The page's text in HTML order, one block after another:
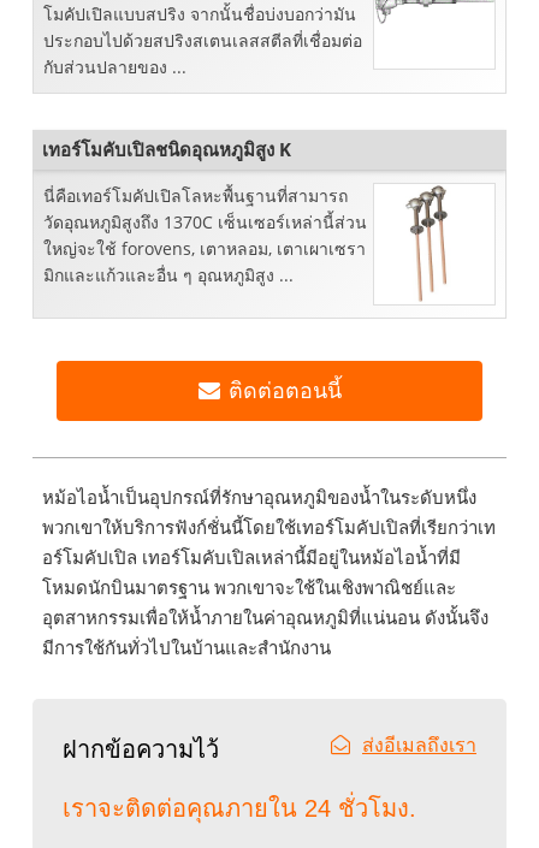
โมคัปเปิลแบบสปริง จากนั้นชื่อบ่งบอกว่ามัน
ประกอบไปด้วยสปริงสเตนเลสสตีลที่เชื่อมต่อ
กับส่วนปลายของ ...
เทอร์โมคับเปิลชนิดอุณหภูมิสูง K
นี่คือเทอร์โมคัปเปิลโลหะพื้นฐานที่สามารถ
วัดอุณหภูมิสูงถึง 1370C เซ็นเซอร์เหล่านี้ส่วน
ใหญ่จะใช้ forovens, เตาหลอม, เตาเผาเซรา
มิกและแก้วและอื่น ๆ อุณหภูมิสูง ...
ติดต่อตอนนี้
หม้อไอน้ำเป็นอุปกรณ์ที่รักษาอุณหภูมิของน้ำในระดับหนึ่ง
พวกเขาให้บริการฟังก์ชั่นนี้โดยใช้เทอร์โมคัปเปิลที่เรียกว่าเท
อร์โมคัปเปิล เทอร์โมคับเปิลเหล่านี้มีอยู่ในหม้อไอน้ำที่มี
โหมดนักบินมาตรฐาน พวกเขาจะใช้ในเชิงพาณิชย์และ
อุตสาหกรรมเพื่อให้น้ำภายในค่าอุณหภูมิที่แน่นอน ดังนั้นจึง
มีการใช้กันทั่วไปในบ้านและสำนักงาน
ฝากข้อความไว้ ส่งอีเมลถึงเรา
เราจะติดต่อคุณภายใน 24 ชั่วโมง.